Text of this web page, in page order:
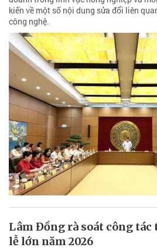
kiến về một số nội dung sửa đổi liên
công nghệ.
Lâm Đồng rà soát công tác
lễ lớn năm 2026